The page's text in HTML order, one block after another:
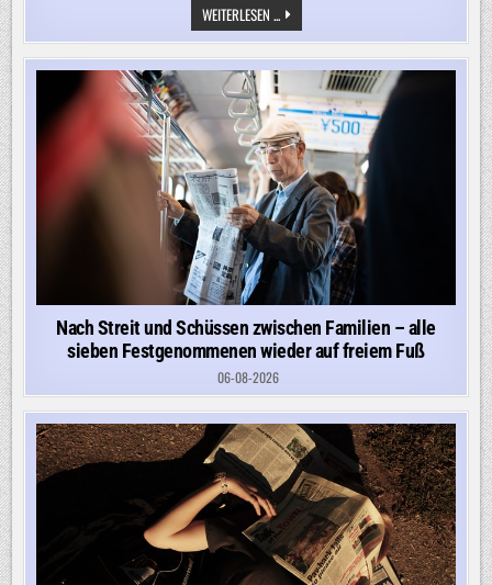
WEITERLESEN ... „ZEIGT
IHNEN,
WIE
MAN
DIE
USA
BESIEGEN
KANN“
–
AMERIKAS
BEDENKLICHER
RAKETENMANGEL
Nach Streit und Schüssen zwischen Familien – alle
sieben Festgenommenen wieder auf freiem Fuß
06-08-2026